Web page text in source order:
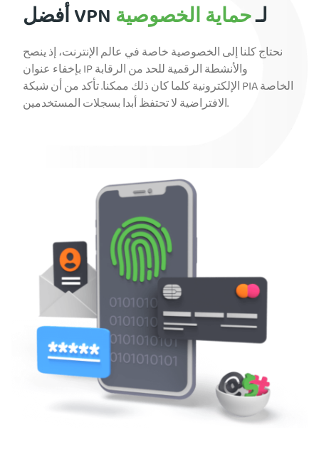
أفضل VPN لـحماية الخصوصية
نحتاج كلنا إلى الخصوصية خاصة في عالم الإنترنت، إذ ينصح
بإخفاء عنوان IP والأنشطة الرقمية للحد من الرقابة
الإلكترونية كلما كان ذلك ممكنا. تأكد من أن شبكة PIA الخاصة
الافتراضية لا تحتفظ أبدا بسجلات المستخدمين.